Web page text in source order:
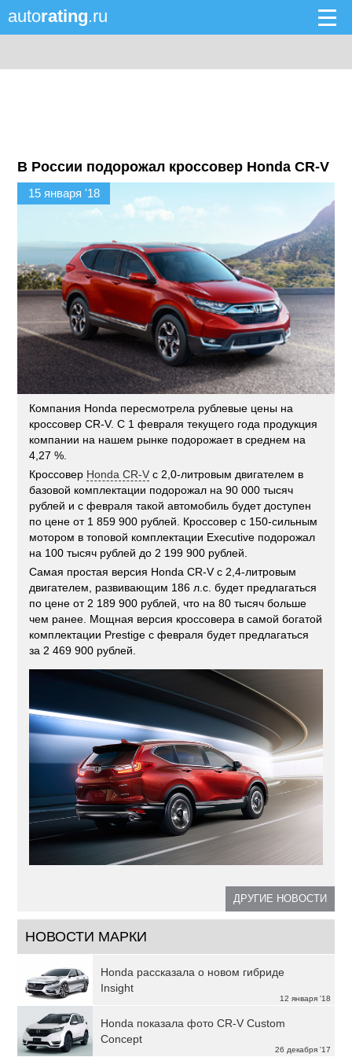
autorating.ru
В России подорожал кроссовер Honda CR-V
15 января '18
Компания Honda пересмотрела рублевые цены на
кроссовер CR-V. С 1 февраля текущего года продукция
компании на нашем рынке подорожает в среднем на
4,27 %.
Кроссовер Honda CR-V с 2,0-литровым двигателем в
базовой комплектации подорожал на 90 000 тысяч
рублей и с февраля такой автомобиль будет доступен
по цене от 1 859 900 рублей. Кроссовер с 150-сильным
мотором в топовой комплектации Executive подорожал
на 100 тысяч рублей до 2 199 900 рублей.
Самая простая версия Honda CR-V с 2,4-литровым
двигателем, развивающим 186 л.с. будет предлагаться
по цене от 2 189 900 рублей, что на 80 тысяч больше
чем ранее. Мощная версия кроссовера в самой богатой
комплектации Prestige с февраля будет предлагаться
за 2 469 900 рублей.
ДРУГИЕ НОВОСТИ
НОВОСТИ МАРКИ
12 января '18
Honda рассказала о новом гибриде
Insight
26 декабря '17
Honda показала фото CR-V Custom
Concept